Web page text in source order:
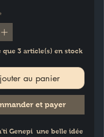
que 3 article(s) en stock
au panier
et payer
Genepi  une belle idée